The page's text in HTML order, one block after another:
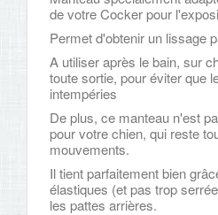
de votre Cocker pour
Permet d'obtenir un lissage
A utiliser après le bain, sur
toute sortie, pour éviter que
intempéries
De plus, ce manteau n'est
pour votre chien, qui reste
mouvements.
Il tient parfaitement bien
élastiques (et pas trop
les pattes arrières.